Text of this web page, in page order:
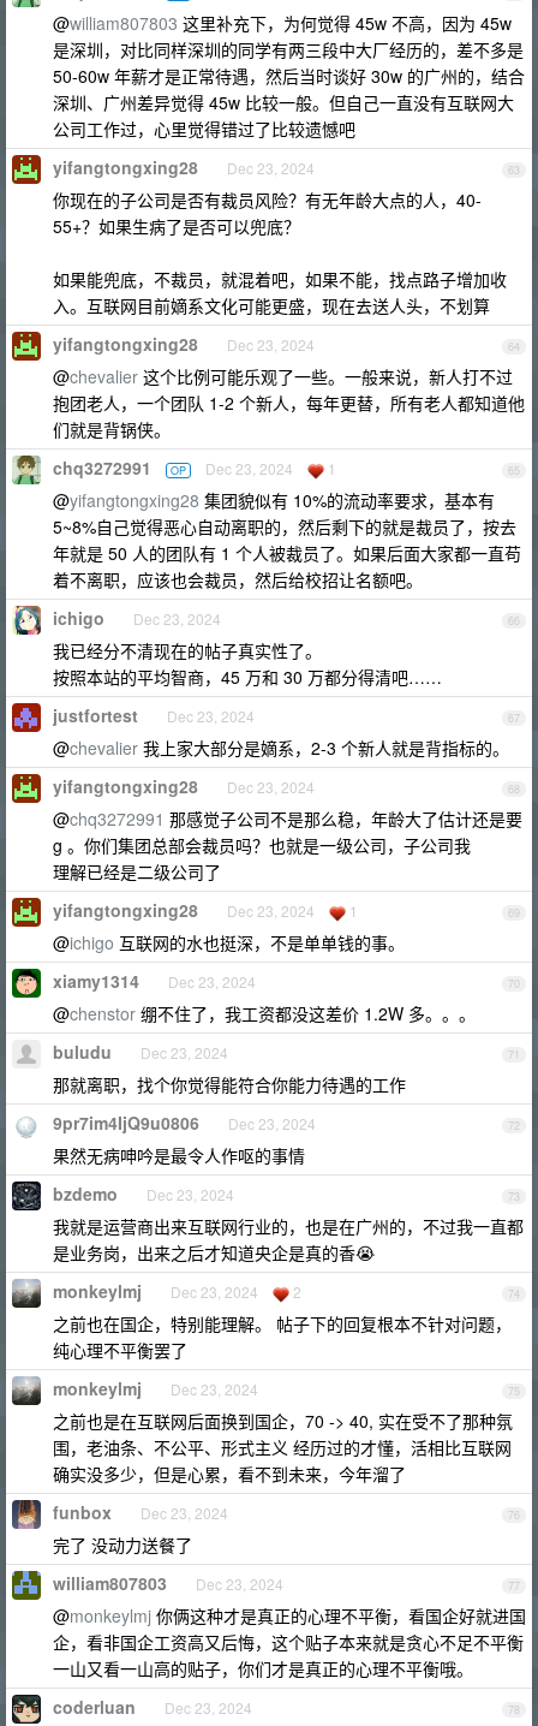
@william807803 这里补充下，为何觉得 45w 不高，因为 45w
是深圳，对比同样深圳的同学有两三段中大厂经历的，差不多是
50-60w 年薪才是正常待遇，然后当时谈好 30w 的广州的，结合
深圳、广州差异觉得 45w 比较一般。但自己一直没有互联网大
公司工作过，心里觉得错过了比较遗憾吧
63
yifangtongxing28 Dec 23, 2024
你现在的子公司是否有裁员风险？有无年龄大点的人，40-
55+？如果生病了是否可以兜底？
如果能兜底，不裁员，就混着吧，如果不能，找点路子增加收
入。互联网目前嫡系文化可能更盛，现在去送人头，不划算
64
yifangtongxing28 Dec 23, 2024
@chevalier 这个比例可能乐观了一些。一般来说，新人打不过
抱团老人，一个团队 1-2 个新人，每年更替，所有老人都知道他
们就是背锅侠。
65
chq3272991 OP Dec 23, 2024 1
@yifangtongxing28 集团貌似有 10%的流动率要求，基本有
5~8%自己觉得恶心自动离职的，然后剩下的就是裁员了，按去
年就是 50 人的团队有 1 个人被裁员了。如果后面大家都一直苟
着不离职，应该也会裁员，然后给校招让名额吧。
66
ichigo Dec 23, 2024
我已经分不清现在的帖子真实性了。
按照本站的平均智商，45 万和 30 万都分得清吧……
67
justfortest Dec 23, 2024
@chevalier 我上家大部分是嫡系，2-3 个新人就是背指标的。
68
yifangtongxing28 Dec 23, 2024
@chq3272991 那感觉子公司不是那么稳，年龄大了估计还是要
g 。你们集团总部会裁员吗？也就是一级公司，子公司我
理解已经是二级公司了
69
yifangtongxing28 Dec 23, 2024 1
@ichigo 互联网的水也挺深，不是单单钱的事。
70
xiamy1314 Dec 23, 2024
@chenstor 绷不住了，我工资都没这差价 1.2W 多。。。
71
buludu Dec 23, 2024
那就离职，找个你觉得能符合你能力待遇的工作
72
9pr7im4IjQ9u0806 Dec 23, 2024
果然无病呻吟是最令人作呕的事情
73
bzdemo Dec 23, 2024
我就是运营商出来互联网行业的，也是在广州的，不过我一直都
是业务岗，出来之后才知道央企是真的香😭
74
monkeylmj Dec 23, 2024 2
之前也在国企，特别能理解。 帖子下的回复根本不针对问题，
纯心理不平衡罢了
75
monkeylmj Dec 23, 2024
之前也是在互联网后面换到国企，70 -> 40, 实在受不了那种氛
围，老油条、不公平、形式主义 经历过的才懂，活相比互联网
确实没多少，但是心累，看不到未来，今年溜了
76
funbox Dec 23, 2024
完了 没动力送餐了
77
william807803 Dec 23, 2024
@monkeylmj 你俩这种才是真正的心理不平衡，看国企好就进国
企，看非国企工资高又后悔，这个贴子本来就是贪心不足不平衡
一山又看一山高的贴子，你们才是真正的心理不平衡哦。
78
coderluan Dec 23, 2024